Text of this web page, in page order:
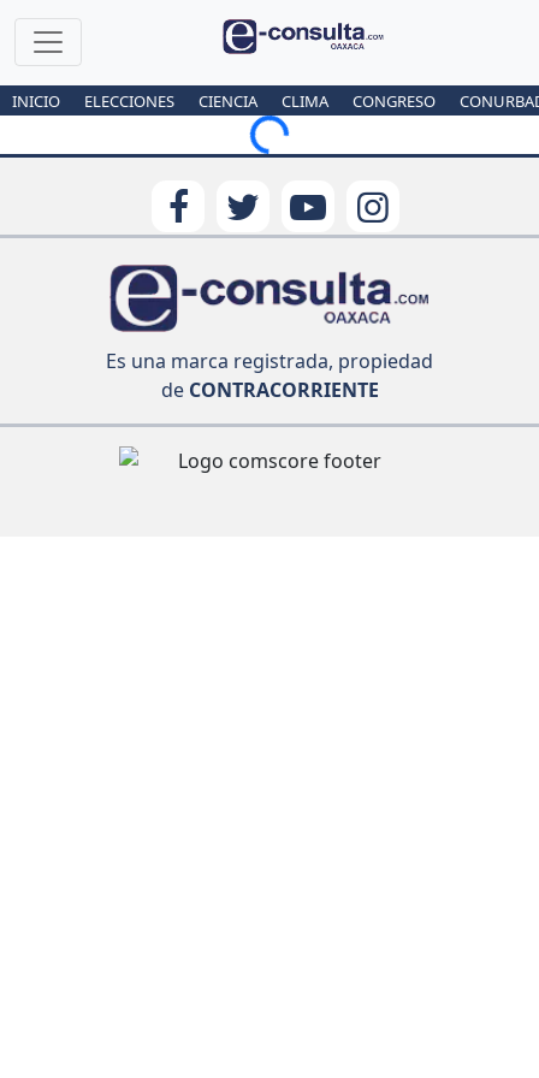
INICIO ELECCIONES CIENCIA CLIMA CONGRESO
Loading...
Es una marca registrada, propiedad
deCONTRACORRIENTE